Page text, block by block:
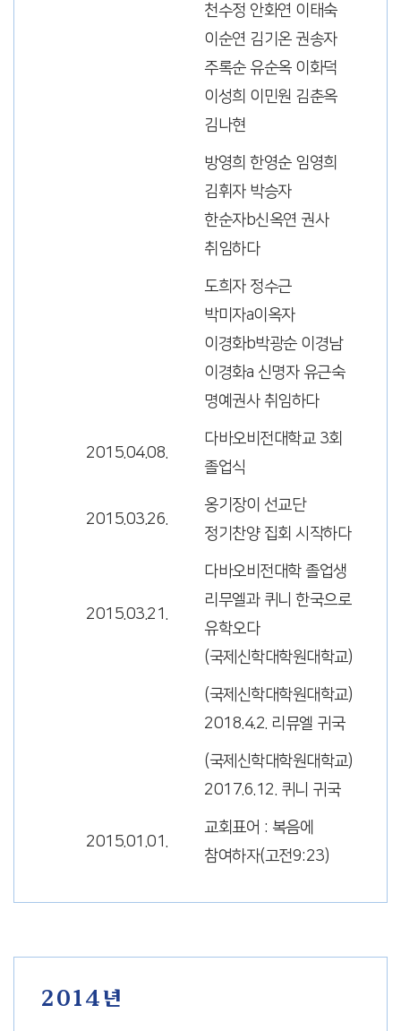
천수정 안화연 이태숙
이순연 김기온 권송자
주록순 유순옥 이화덕
이성희 이민원 김춘옥
김나현
방영희 한영순 임영희
김휘자 박승자
한순자b신옥연 권사
취임하다
도희자 정수근
박미자a이옥자
이경화b박광순 이경남
이경화a 신명자 유근숙
명예권사 취임하다
2015.04.08.
다바오비전대학교 3회
졸업식
2015.03.26.
옹기장이 선교단
정기찬양 집회 시작하다
2015.03.21.
다바오비전대학 졸업생
리무엘과 퀴니 한국으로
유학오다
(국제신학대학원대학교)
(국제신학대학원대학교)
2018.4.2. 리뮤엘 귀국
(국제신학대학원대학교)
2017.6.12. 퀴니 귀국
2015.01.01.
교회표어 : 복음에
참여하자(고전9:23)
2014년